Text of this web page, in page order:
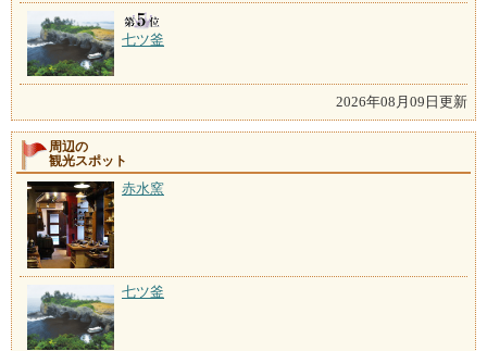
七ツ釜
2026年08月09日更新
周辺の
観光スポット
赤水窯
七ツ釜